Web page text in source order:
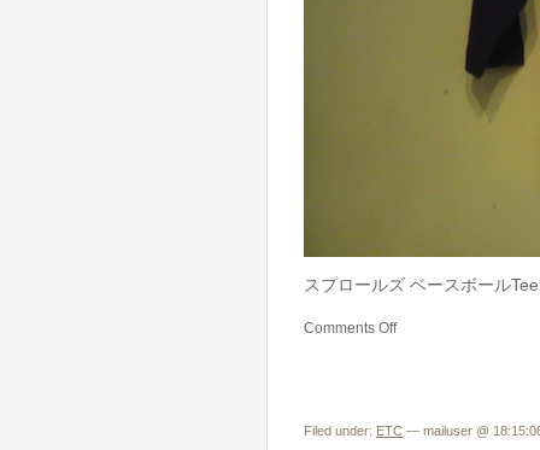
スプロールズ ベースボール
Comments Off
Filed under: ETC — mailuser @